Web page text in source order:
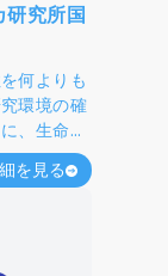
研究所国
何よりも
環境の確
、生命科
を見る